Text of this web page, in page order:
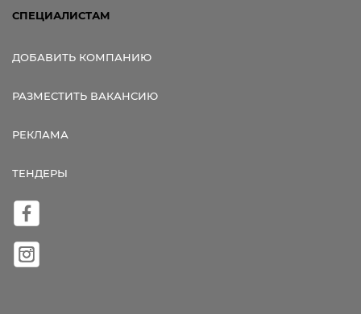
СПЕЦИАЛИСТАМ
ДОБАВИТЬ КОМПАНИЮ
РАЗМЕСТИТЬ ВАКАНСИЮ
РЕКЛАМА
ТЕНДЕРЫ